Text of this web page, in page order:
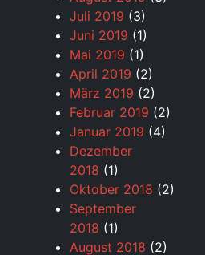
Juli 2019 (3)
Juni 2019 (1)
Mai 2019 (1)
April 2019 (2)
März 2019 (2)
Februar 2019 (2)
Januar 2019 (4)
Dezember
2018 (1)
Oktober 2018 (2)
September
2018 (1)
August 2018 (2)